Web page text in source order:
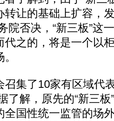
转让的基础上扩容，
院否决，“新三板”这
代之的，将是一个以
集了10家有区域代表
了解，原先的“新三
全国性统一监管的场